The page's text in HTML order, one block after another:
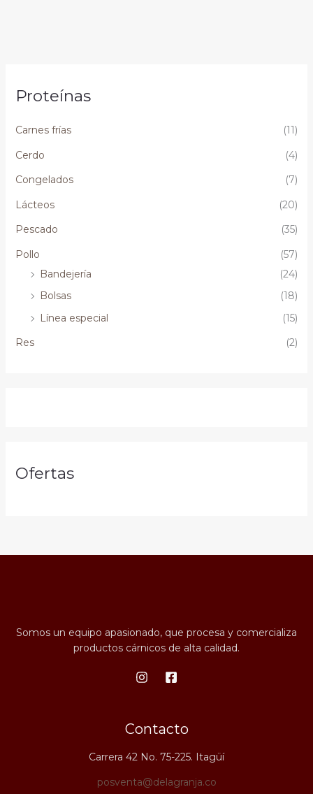
Proteínas
Carnes frías
(11)
Cerdo
(4)
Congelados
(7)
Lácteos
(20)
Pescado
(35)
Pollo
(57)
Bandejería
(24)
Bolsas
(18)
Línea especial
(15)
Res
(2)
Ofertas
Somos un equipo apasionado, que procesa y comercializa
productos cárnicos de alta calidad.
Contacto
Carrera 42 No. 75-225. Itagüí
posventa@delagranja.co